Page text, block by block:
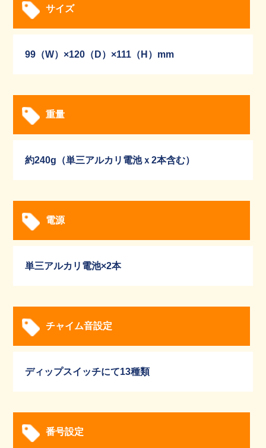
サイズ
99（W）×120（D）×111（H）mm
重量
約240g（単三アルカリ電池ｘ2本含む）
電源
単三アルカリ電池×2本
チャイム音設定
ディップスイッチにて13種類
番号設定